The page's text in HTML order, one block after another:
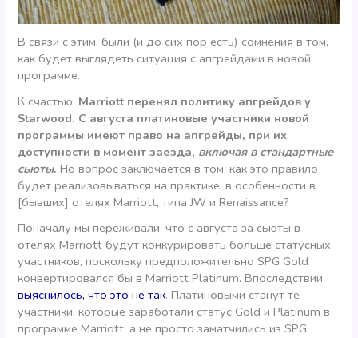
В связи с этим, были (и до сих пор есть) сомнения в том,
как будет выглядеть ситуация с апгрейдами в новой
программе.
К счастью, Marriott перенял политику апгрейдов у
Starwood. С августа платиновые участники новой
программы имеют право на апгрейды, при их
доступности в момент заезда, включая в стандартные
сьюты. Но вопрос заключается в том, как это правило
будет реализовываться на практике, в особенности в
[бывших] отелях Marriott, типа JW и Renaissance?
Поначалу мы переживали, что с августа за сьюты в
отелях Marriott будут конкурировать больше статусных
участников, поскольку предположительно SPG Gold
конвертировался бы в Marriott Platinum. Впоследствии
выяснилось, что это не так. Платиновыми станут те
участники, которые заработали статус Gold и Platinum в
программе Marriott, а не просто заматчились из SPG.